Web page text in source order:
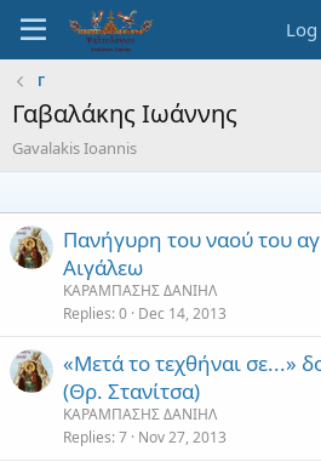
Γ
Γαβαλάκης Ιωάννης
Gavalakis Ioannis
Πανήγυρη του ναού του
Αιγάλεω
ΚΑΡΑΜΠΑΣΗΣ ΔΑΝΙΗΛ
Replies 0 Dec 14, 2013
«Μετά το τεχθήναι σε...»
(Θρ. Στανίτσα)
ΚΑΡΑΜΠΑΣΗΣ ΔΑΝΙΗΛ
Replies 7 Nov 27, 2013